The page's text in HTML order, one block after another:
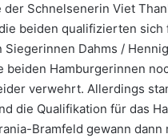
der Schnelsenerin Viet
beiden qualifizierten
Siegerinnen Dahms /
beiden Hamburgerinnen
verwehrt. Allerdings
die Qualifikation für das
Bramfeld gewann